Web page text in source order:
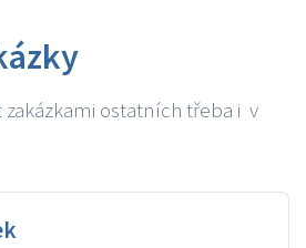
zakázkami ostatních třeba i v